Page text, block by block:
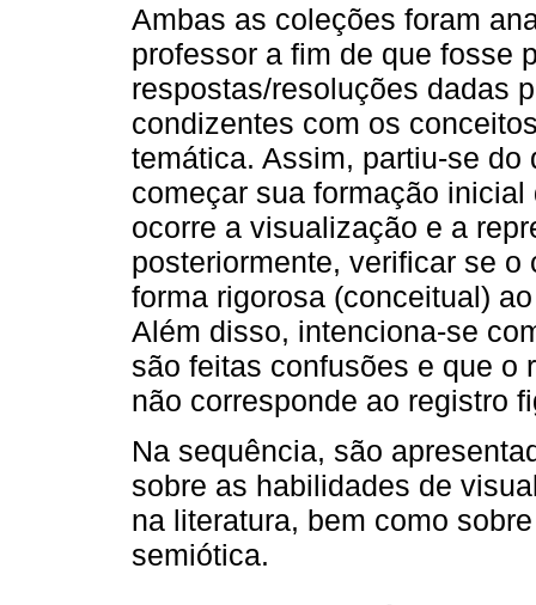
Ambas as coleções foram
professor a fim de que fosse
respostas/resoluções dadas
condizentes com os
temática. Assim, partiu-se
começar sua formação
ocorre a visualização e a
posteriormente, verificar se
forma rigorosa (conceitual)
Além disso, intenciona-se
são feitas confusões e que o
não corresponde ao registro
Na sequência, são
sobre as habilidades de
na literatura, bem como
semiótica.